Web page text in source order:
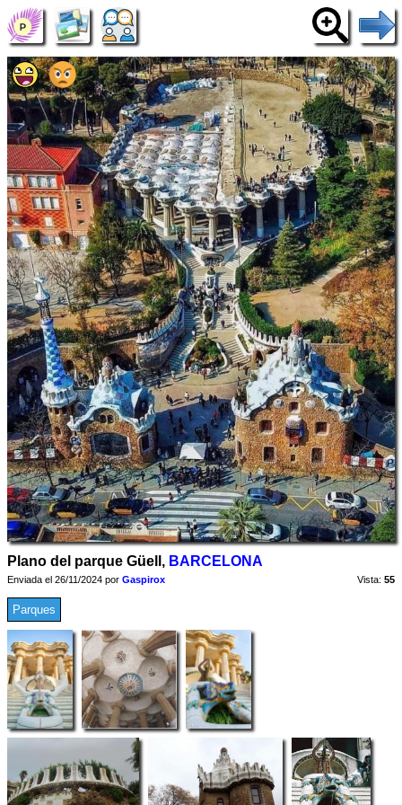
Plano del parque Güell, BARCELONA
Enviada el 26/11/2024 por Gaspirox Vista: 55
Parques